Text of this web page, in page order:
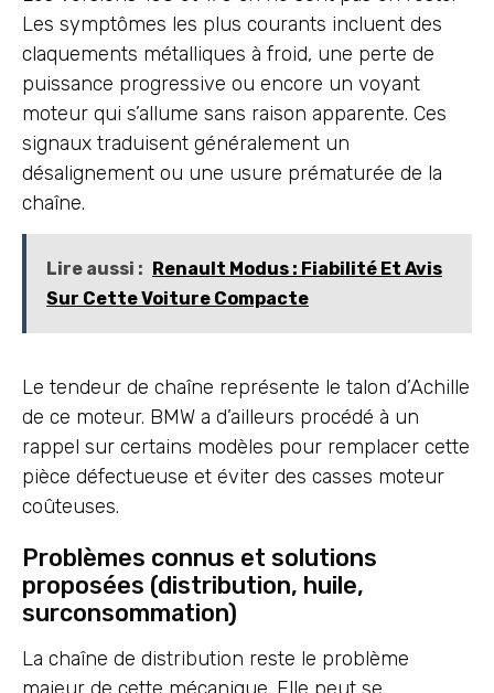
Les symptômes les plus courants incluent des
claquements métalliques à froid, une perte de
puissance progressive ou encore un voyant
moteur qui s’allume sans raison apparente. Ces
signaux traduisent généralement un
désalignement ou une usure prématurée de la
chaîne.
Lire aussi : Renault Modus : Fiabilité Et Avis
Sur Cette Voiture Compacte
Le tendeur de chaîne représente le talon d’Achille
de ce moteur. BMW a d’ailleurs procédé à un
rappel sur certains modèles pour remplacer cette
pièce défectueuse et éviter des casses moteur
coûteuses.
Problèmes connus et solutions
proposées (distribution, huile,
surconsommation)
La chaîne de distribution reste le problème